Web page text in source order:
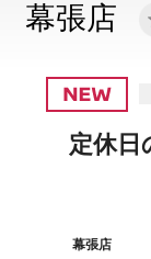
幕張店